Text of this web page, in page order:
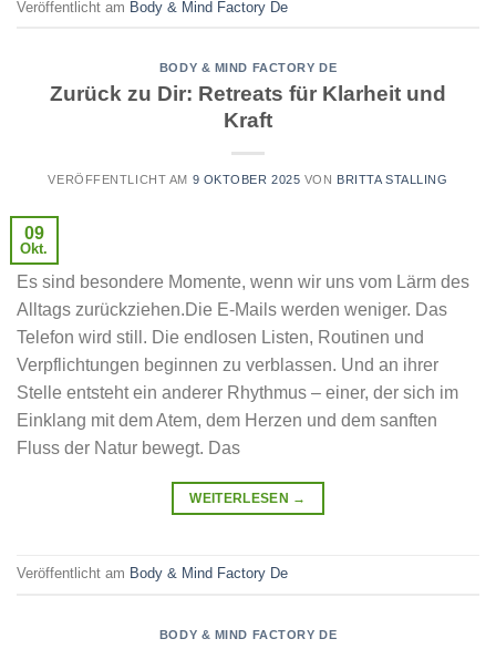
Veröffentlicht am Body & Mind Factory De
BODY & MIND FACTORY DE
Zurück zu Dir: Retreats für Klarheit und
Kraft
VERÖFFENTLICHT AM 9 OKTOBER 2025 VON BRITTA STALLING
09
Okt.
Es sind besondere Momente, wenn wir uns vom Lärm des
Alltags zurückziehen.Die E-Mails werden weniger. Das
Telefon wird still. Die endlosen Listen, Routinen und
Verpflichtungen beginnen zu verblassen. Und an ihrer
Stelle entsteht ein anderer Rhythmus – einer, der sich im
Einklang mit dem Atem, dem Herzen und dem sanften
Fluss der Natur bewegt. Das
WEITERLESEN →
Veröffentlicht am Body & Mind Factory De
BODY & MIND FACTORY DE